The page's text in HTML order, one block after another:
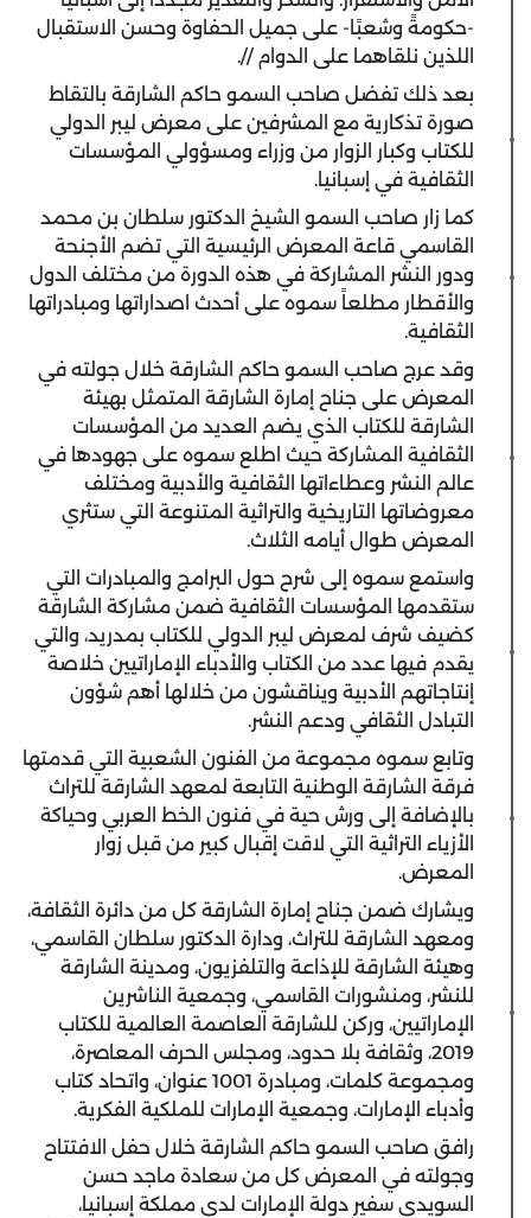
-حكومةً وشعبًا- على جميل الحفاوة وحسن الاستقبال
اللذين نلقاهما على الدوام //.
بعد ذلك تفضل صاحب السمو حاكم الشارقة بالتقاط
صورة تذكارية مع المشرفين على معرض ليبر الدولي
للكتاب وكبار الزوار من وزراء ومسؤولي المؤسسات
الثقافية في إسبانيا.
كما زار صاحب السمو الشيخ الدكتور سلطان بن محمد
القاسمي قاعة المعرض الرئيسية التي تضم الأجنحة
ودور النشر المشاركة في هذه الدورة من مختلف الدول
والأقطار مطلعاً سموه على أحدث اصداراتها ومبادراتها
الثقافية.
وقد عرج صاحب السمو حاكم الشارقة خلال جولته في
المعرض على جناح إمارة الشارقة المتمثل بهيئة
الشارقة للكتاب الذي يضم العديد من المؤسسات
الثقافية المشاركة حيث اطلع سموه على جهودها في
عالم النشر وعطاءاتها الثقافية والأدبية ومختلف
معروضاتها التاريخية والتراثية المتنوعة التي ستثري
المعرض طوال أيامه الثلاث.
واستمع سموه إلى شرح حول البرامج والمبادرات التي
ستقدمها المؤسسات الثقافية ضمن مشاركة الشارقة
كضيف شرف لمعرض ليبر الدولي للكتاب بمدريد، والتي
يقدم فيها عدد من الكتاب والأدباء الإماراتيين خلاصة
إنتاجاتهم الأدبية ويناقشون من خلالها أهم شؤون
التبادل الثقافي ودعم النشر.
وتابع سموه مجموعة من الفنون الشعبية التي قدمتها
فرقة الشارقة الوطنية التابعة لمعهد الشارقة للتراث
بالإضافة إلى ورش حية في فنون الخط العربي وحياكة
الأزياء التراثية التي لاقت إقبال كبير من قبل زوار
المعرض.
ويشارك ضمن جناح إمارة الشارقة كل من دائرة الثقافة،
ومعهد الشارقة للتراث، ودارة الدكتور سلطان القاسمي،
وهيئة الشارقة للإذاعة والتلفزيون، ومدينة الشارقة
للنشر، ومنشورات القاسمي، وجمعية الناشرين
الإماراتيين، وركن للشارقة العاصمة العالمية للكتاب
2019، وثقافة بلا حدود، ومجلس الحرف المعاصرة،
ومجموعة كلمات، ومبادرة 1001 عنوان، واتحاد كتاب
وأدباء الإمارات، وجمعية الإمارات للملكية الفكرية.
رافق صاحب السمو حاكم الشارقة خلال حفل الافتتاح
وجولته في المعرض كل من سعادة ماجد حسن
السويدي سفير دولة الإمارات لدى مملكة إسبانيا،